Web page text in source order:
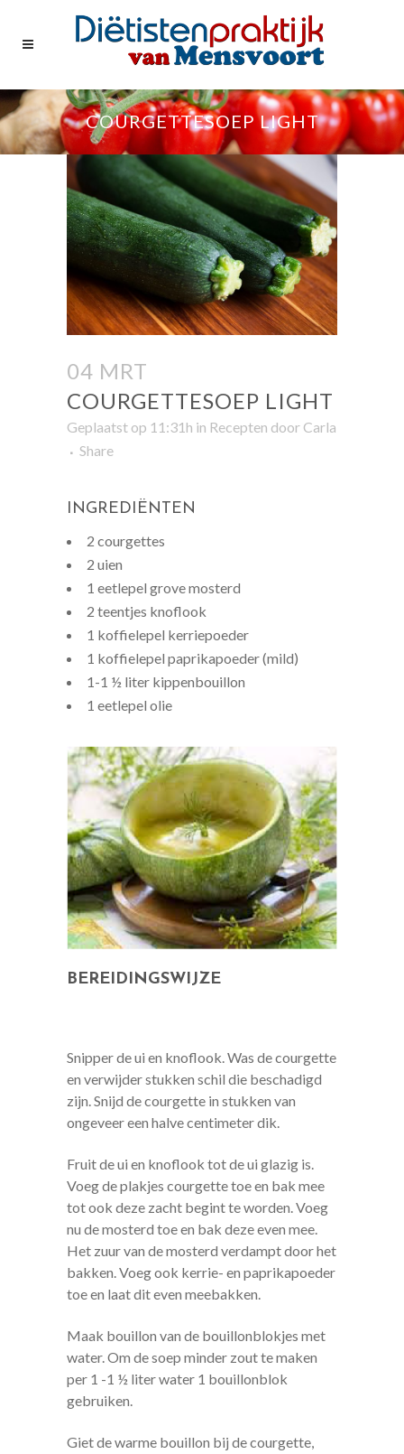
COURGETTESOEP LIGHT
04 MRT
COURGETTESOEP LIGHT
Geplaatst op 11:31h in Recepten door Carla
Share
INGREDIËNTEN
2 courgettes
2 uien
1 eetlepel grove mosterd
2 teentjes knoflook
1 koffielepel kerriepoeder
1 koffielepel paprikapoeder (mild)
1-1 ½ liter kippenbouillon
1 eetlepel olie
BEREIDINGSWIJZE
Snipper de ui en knoflook. Was de courgette
en verwijder stukken schil die beschadigd
zijn. Snijd de courgette in stukken van
ongeveer een halve centimeter dik.
Fruit de ui en knoflook tot de ui glazig is.
Voeg de plakjes courgette toe en bak mee
tot ook deze zacht begint te worden. Voeg
nu de mosterd toe en bak deze even mee.
Het zuur van de mosterd verdampt door het
bakken. Voeg ook kerrie- en paprikapoeder
toe en laat dit even meebakken.
Maak bouillon van de bouillonblokjes met
water. Om de soep minder zout te maken
per 1 -1 ½ liter water 1 bouillonblok
gebruiken.
Giet de warme bouillon bij de courgette,